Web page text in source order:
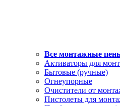
Все монтажные
Активаторы для
Бытовые (ручные)
Огнеупорные
Очистители от
Пистолеты для